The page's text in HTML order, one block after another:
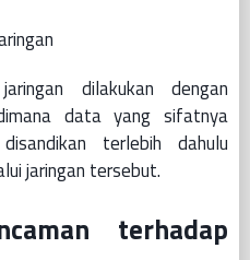
dilakukan dengan
data yang sifatnya
terlebih dahulu
jaringan tersebut.
terhadap